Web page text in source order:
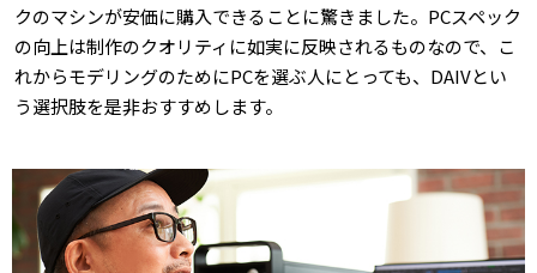
クのマシンが安価に購入できることに驚きました。PCスペック
の向上は制作のクオリティに如実に反映されるものなので、こ
れからモデリングのためにPCを選ぶ人にとっても、DAIVとい
う選択肢を是非おすすめします。